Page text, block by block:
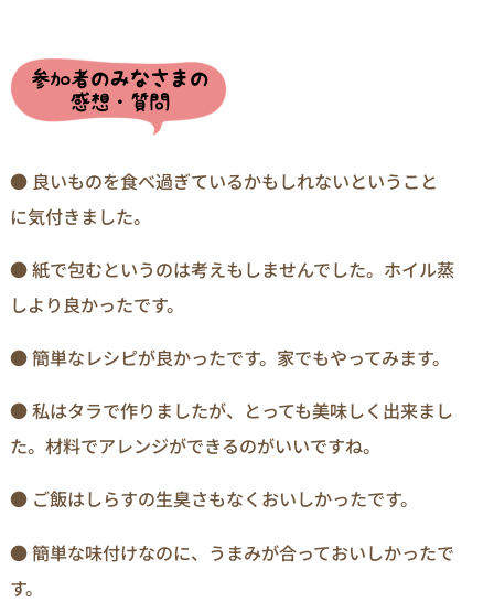
● 良いものを食べ過ぎているかもしれないということ
に気付きました。
● 紙で包むというのは考えもしませんでした。ホイル蒸
しより良かったです。
● 簡単なレシピが良かったです。家でもやってみます。
● 私はタラで作りましたが、とっても美味しく出来まし
た。材料でアレンジができるのがいいですね。
● ご飯はしらすの生臭さもなくおいしかったです。
● 簡単な味付けなのに、うまみが合っておいしかったで
す。